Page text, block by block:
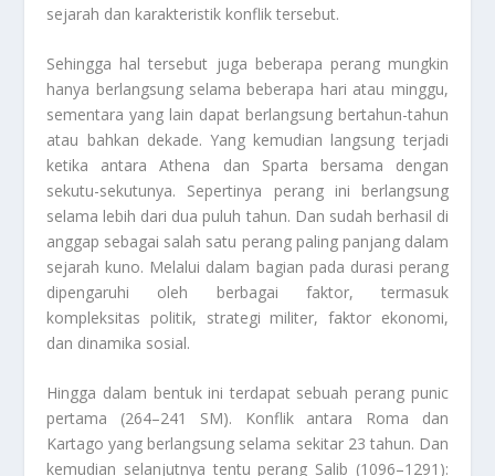
sejarah dan karakteristik konflik tersebut.
Sehingga hal tersebut juga beberapa perang mungkin
hanya berlangsung selama beberapa hari atau minggu,
sementara yang lain dapat berlangsung bertahun-tahun
atau bahkan dekade. Yang kemudian langsung terjadi
ketika antara Athena dan Sparta bersama dengan
sekutu-sekutunya. Sepertinya perang ini berlangsung
selama lebih dari dua puluh tahun. Dan sudah berhasil di
anggap sebagai salah satu perang paling panjang dalam
sejarah kuno. Melalui dalam bagian pada durasi perang
dipengaruhi oleh berbagai faktor, termasuk
kompleksitas politik, strategi militer, faktor ekonomi,
dan dinamika sosial.
Hingga dalam bentuk ini terdapat sebuah perang punic
pertama (264–241 SM). Konflik antara Roma dan
Kartago yang berlangsung selama sekitar 23 tahun. Dan
kemudian selanjutnya tentu perang Salib (1096–1291):